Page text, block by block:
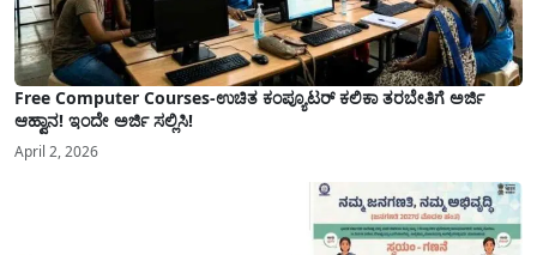
Free Computer Courses-ಉಚಿತ ಕಂಪ್ಯೂಟರ್ ಕಲಿಕಾ ತರಬೇತಿಗೆ ಅರ್ಜಿ
ಆಹ್ವಾನ! ಇಂದೇ ಅರ್ಜಿ ಸಲ್ಲಿಸಿ!
April 2, 2026